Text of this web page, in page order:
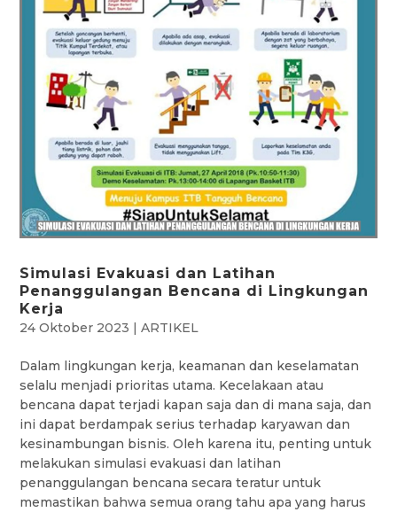
Simulasi Evakuasi dan Latihan
Penanggulangan Bencana di Lingkungan
Kerja
24 Oktober 2023 |ARTIKEL
Dalam lingkungan kerja, keamanan dan keselamatan
selalu menjadi prioritas utama. Kecelakaan atau
bencana dapat terjadi kapan saja dan di mana saja, dan
ini dapat berdampak serius terhadap karyawan dan
kesinambungan bisnis. Oleh karena itu, penting untuk
melakukan simulasi evakuasi dan latihan
penanggulangan bencana secara teratur untuk
memastikan bahwa semua orang tahu apa yang harus